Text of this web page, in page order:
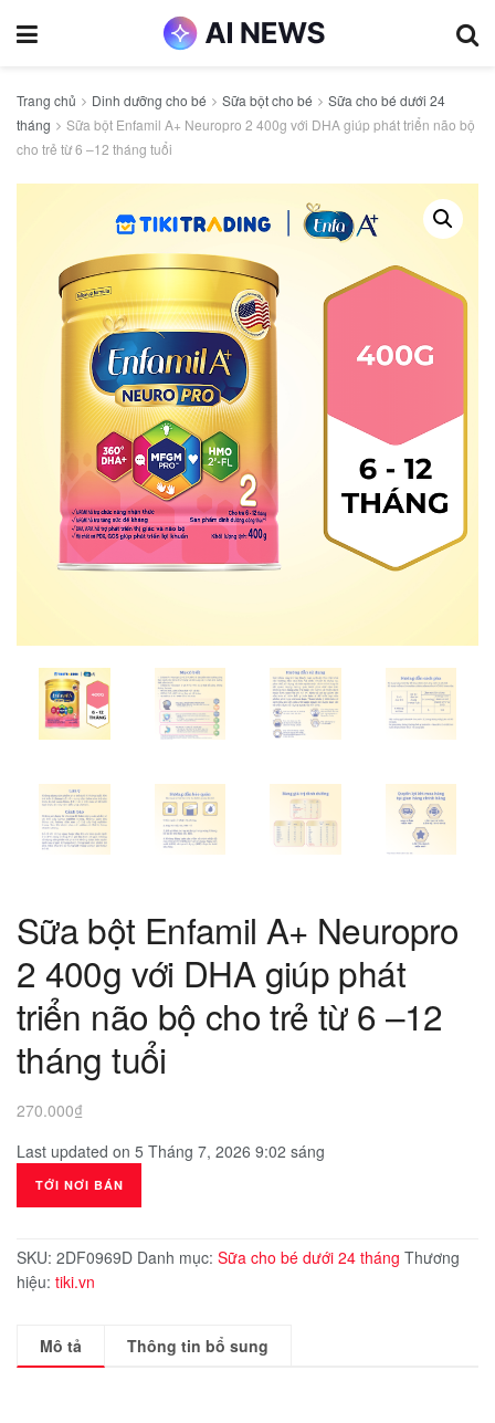
Trang chủ Dinh dưỡng cho bé Sữa bột cho bé
Sữa cho bé dưới 24
tháng
Sữa bột Enfamil A+ Neuropro 2 400g với DHA giúp phát triển não bộ
cho trẻ từ 6 –12 tháng tuổi
Sữa bột Enfamil A+ Neuropro
2 400g với DHA giúp phát
triển não bộ cho trẻ từ 6 –12
tháng tuổi
270.000₫
Last updated on 5 Tháng 7, 2026 9:02 sáng
TỚI NƠI BÁN
SKU: 2DF0969D Danh mục: Sữa cho bé dưới 24 tháng Thương
hiệu: tiki.vn
Mô tả Thông tin bổ sung